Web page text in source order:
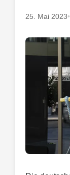
25. Mai 2023•